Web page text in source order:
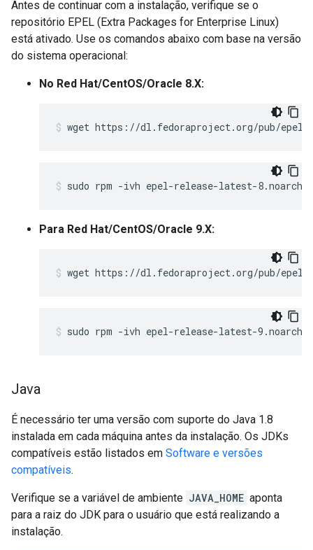
Antes de continuar com a instalação, verifique se o
repositório EPEL (Extra Packages for Enterprise Linux)
está ativado. Use os comandos abaixo com base na versão
do sistema operacional:
No Red Hat/CentOS/Oracle 8.X:
wget https://dl.fedoraproject.org/pub/epel/
sudo rpm -ivh epel-release-latest-
Para Red Hat/CentOS/Oracle 9.X:
wget https://dl.fedoraproject.org/pub/epel/
sudo rpm -ivh epel-release-latest-
Java
É necessário ter uma versão com suporte do Java 1.8
instalada em cada máquina antes da instalação. Os JDKs
compatíveis estão listados em Software e versões
compatíveis.
Verifique se a variável de ambiente JAVA_HOME aponta
para a raiz do JDK para o usuário que está realizando a
instalação.